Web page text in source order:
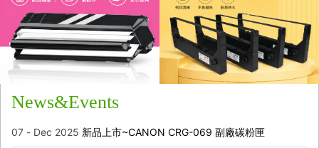
News&Events
07 - Dec 2025 新品上市~CANON CRG-069 副廠碳粉匣